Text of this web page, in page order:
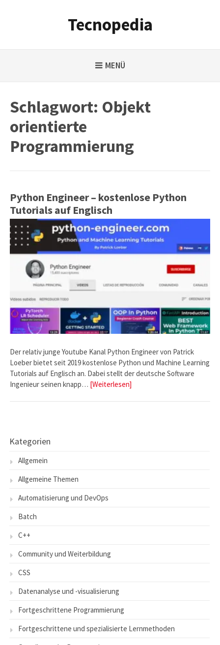
Tecnopedia
MENÜ
Schlagwort: Objekt
orientierte
Programmierung
Python Engineer – kostenlose Python
Tutorials auf Englisch
Der relativ junge Youtube Kanal Python Engineer von Patrick
Loeber bietet seit 2019 kostenlose Python und Machine Learning
Tutorials auf Englisch an. Dabei stellt der deutsche Software
Ingenieur seinen knapp… [Weiterlesen]
Kategorien
Allgemein
Allgemeine Themen
Automatisierung und DevOps
Batch
C++
Community und Weiterbildung
CSS
Datenanalyse und -visualisierung
Fortgeschrittene Programmierung
Fortgeschrittene und spezialisierte Lernmethoden